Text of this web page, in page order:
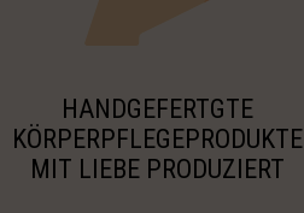
HANDGEFERTGTE
KÖRPERPFLEGEPRODUKTE
MIT LIEBE PRODUZIERT